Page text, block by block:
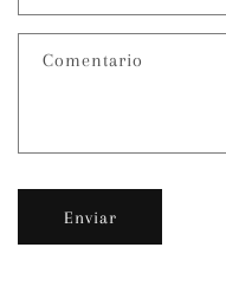
a
d
e
Comentario
Enviar